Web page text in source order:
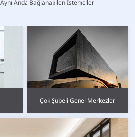
Aynı Anda Bağlanabilen İstemciler
Çok Şubeli Genel Merkezler